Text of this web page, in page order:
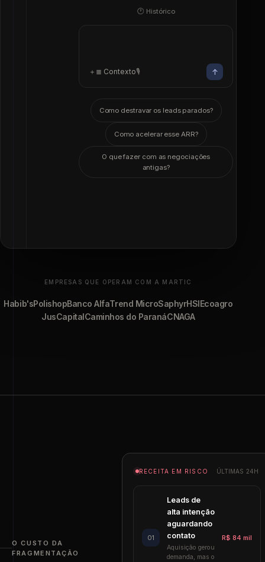
🕐 Histórico
＋ ≣ Contexto🎙 ↑
Como destravar os leads parados?
Como acelerar esse ARR?
O que fazer com as negociações
antigas?
EMPRESAS QUE OPERAM COM A MARTIC
Habib'sPolishopBanco AlfaTrend MicroSaphyrHSIEcoagro
JusCapitalCaminhos do ParanáCNAGA
O CUSTO DA
FRAGMENTAÇÃO
RECEITA EM RISCO ÚLTIMAS 24H
01
Leads de
alta intenção
aguardando
contato
Aquisição gerou
demanda, mas o
R$ 84 mil